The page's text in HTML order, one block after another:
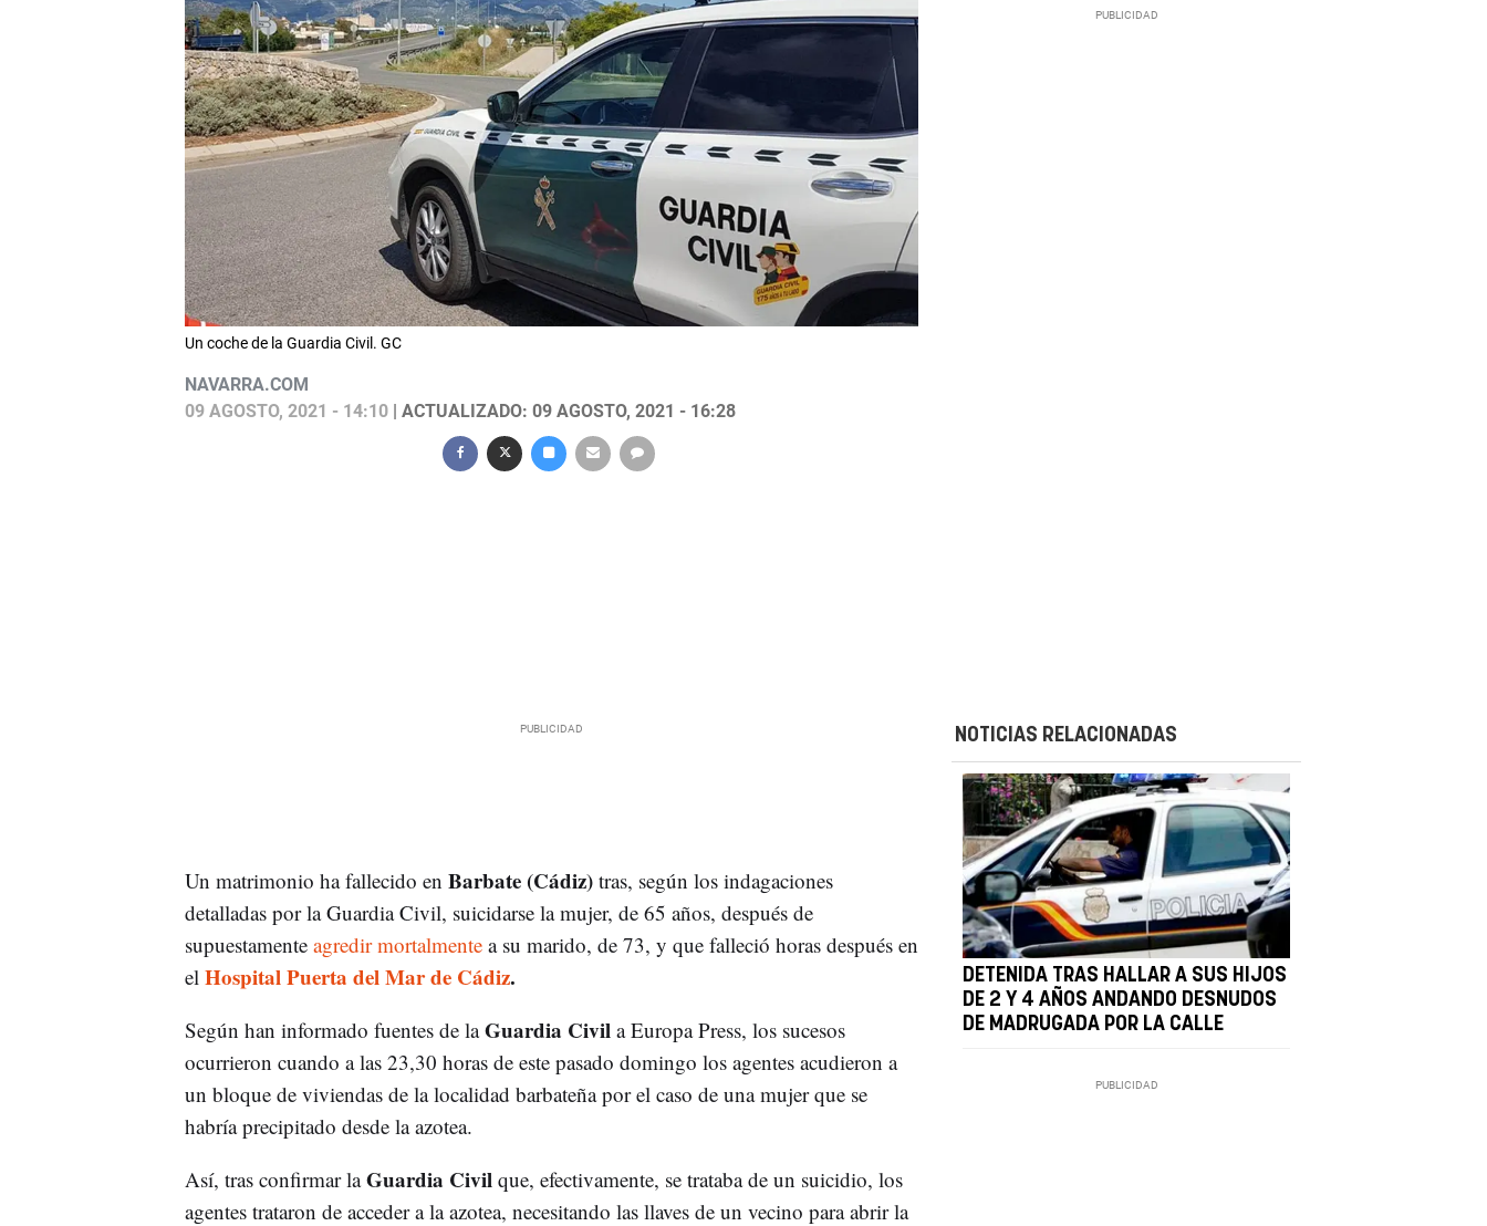
Un coche de la Guardia Civil. GC
NAVARRA.COM
09 AGOSTO, 2021 - 14:10| ACTUALIZADO: 09 AGOSTO, 2021 - 16:28
Un matrimonio ha fallecido en Barbate (Cádiz)tras, según los indagaciones
detalladas por la Guardia Civil, suicidarse la mujer, de 65 años, después de
supuestamenteagredir mortalmentea su marido, de 73, y que falleció horas después en
el Hospital Puerta del Mar de Cádiz.
Según han informado fuentes de laGuardia Civil a Europa Press, los sucesos
ocurrieron cuando a las 23,30 horas de este pasado domingo los agentes acudieron a
un bloque de viviendas de la localidad barbateña por el caso de una mujer que se
habría precipitado desde la azotea.
Así, tras confirmar laGuardia Civil que, efectivamente, se trataba de un suicidio, los
agentes trataron de acceder a la azotea, necesitando las llaves de un vecino para abrir la
NOTICIAS RELACIONADAS
DETENIDA TRAS HALLAR A SUS HIJOS
DE 2 Y 4 AÑOS ANDANDO DESNUDOS
DE MADRUGADA POR LA CALLE